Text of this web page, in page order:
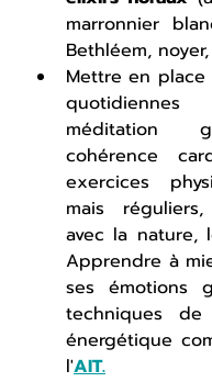
marronnier
Bethléem,
Mettre en
méditation
cohérence
exercices
mais
avec la nature,
Apprendre à
ses émotions
techniques de
énergétique
l'AIT.